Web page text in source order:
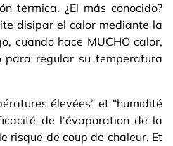
térmica. ¿El más conocido?
disipar el calor mediante la
cuando hace MUCHO calor,
para regular su temperatura
élevées” et “humidité
de l'évaporation de la
risque de coup de chaleur. Et